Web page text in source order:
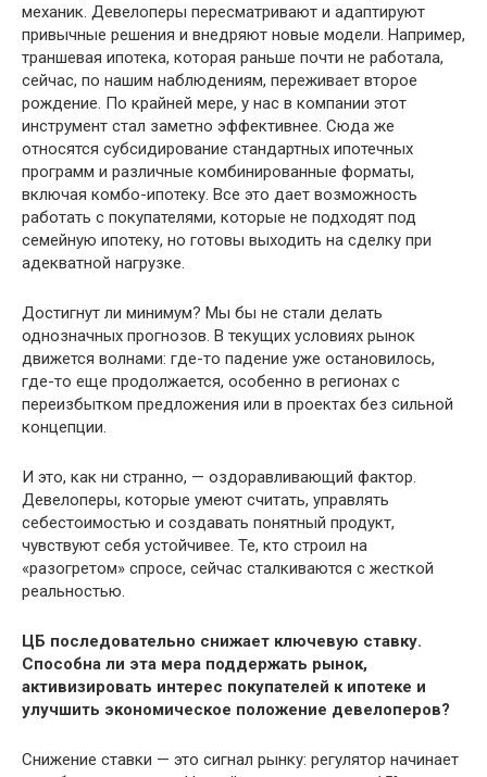
механик. Девелоперы пересматривают и адаптируют
привычные решения и внедряют новые модели. Например,
траншевая ипотека, которая раньше почти не работала,
сейчас, по нашим наблюдениям, переживает второе
рождение. По крайней мере, у нас в компании этот
инструмент стал заметно эффективнее. Сюда же
относятся субсидирование стандартных ипотечных
программ и различные комбинированные форматы,
включая комбо-ипотеку. Все это дает возможность
работать с покупателями, которые не подходят под
семейную ипотеку, но готовы выходить на сделку при
адекватной нагрузке.
Достигнут ли минимум? Мы бы не стали делать
однозначных прогнозов. В текущих условиях рынок
движется волнами: где-то падение уже остановилось,
где-то еще продолжается, особенно в регионах с
переизбытком предложения или в проектах без сильной
концепции.
И это, как ни странно, — оздоравливающий фактор.
Девелоперы, которые умеют считать, управлять
себестоимостью и создавать понятный продукт,
чувствуют себя устойчивее. Те, кто строил на
«разогретом» спросе, сейчас сталкиваются с жесткой
реальностью.
ЦБ последовательно снижает ключевую ставку.
Способна ли эта мера поддержать рынок,
активизировать интерес покупателей к ипотеке и
улучшить экономическое положение девелоперов?
Снижение ставки — это сигнал рынку: регулятор начинает